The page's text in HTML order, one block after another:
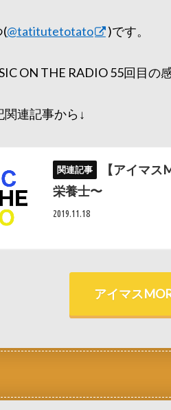
(@tatitutetotato )です。
ON THE RADIO 55回目の
連記事から↓
【アイマ
栄養士〜
2019.11.18
アイマス